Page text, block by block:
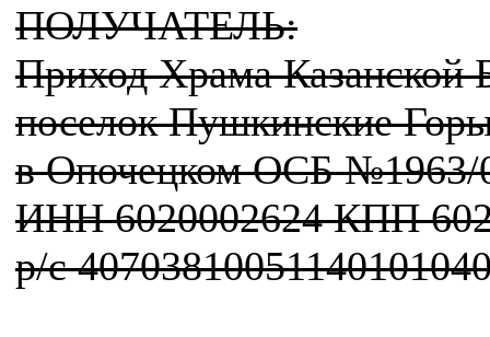
ПОЛУЧАТЕЛЬ:
Приход Храма Казанской
поселок Пушкинские
в Опочецком ОСБ №1963/
ИНН 6020002624 КПП
р/с